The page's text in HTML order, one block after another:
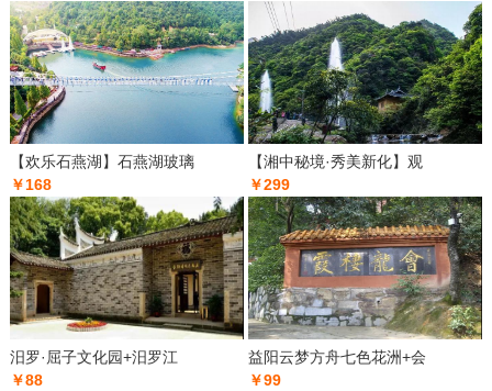
【欢乐石燕湖】石燕湖玻璃
￥168
【湘中秘境·秀美新化】观
￥299
汨罗·屈子文化园+汨罗江
￥88
益阳云梦方舟七色花洲+会
￥99